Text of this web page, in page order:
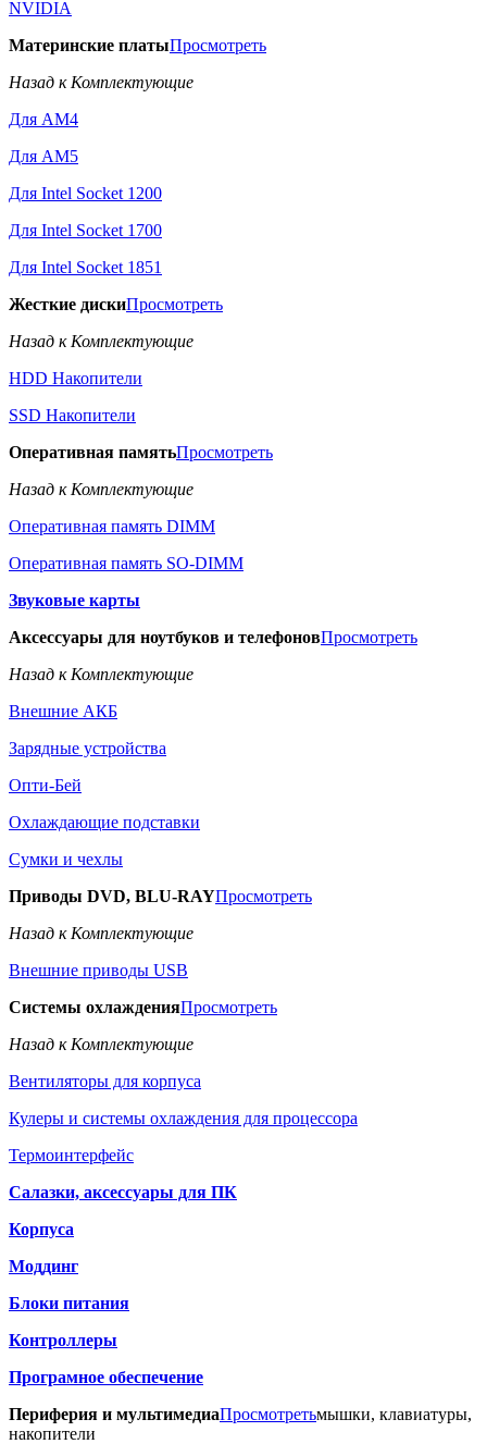
NVIDIA
Материнские платыПросмотреть
Назад к Комплектующие
Для AM4
Для AM5
Для Intel Socket 1200
Для Intel Socket 1700
Для Intel Socket 1851
Жесткие дискиПросмотреть
Назад к Комплектующие
HDD Накопители
SSD Накопители
Оперативная памятьПросмотреть
Назад к Комплектующие
Оперативная память DIMM
Оперативная память SO-DIMM
Звуковые карты
Аксессуары для ноутбуков и телефоновПросмотреть
Назад к Комплектующие
Внешние АКБ
Зарядные устройства
Опти-Бей
Охлаждающие подставки
Сумки и чехлы
Приводы DVD, BLU-RAYПросмотреть
Назад к Комплектующие
Внешние приводы USB
Системы охлажденияПросмотреть
Назад к Комплектующие
Вентиляторы для корпуса
Кулеры и системы охлаждения для процессора
Термоинтерфейс
Салазки, аксессуары для ПК
Корпуса
Моддинг
Блоки питания
Контроллеры
Програмное обеспечение
Периферия и мультимедиаПросмотретьмышки, клавиатуры,
накопители